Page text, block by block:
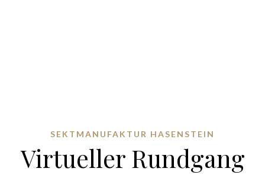
SEKTMANUFAKTUR HASENSTEIN
Virtueller Rundgang